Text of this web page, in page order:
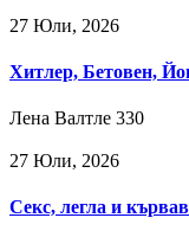
27 Юли, 2026
Хитлер, Бетовен,
Лена Валтле 330
27 Юли, 2026
Секс, легла и